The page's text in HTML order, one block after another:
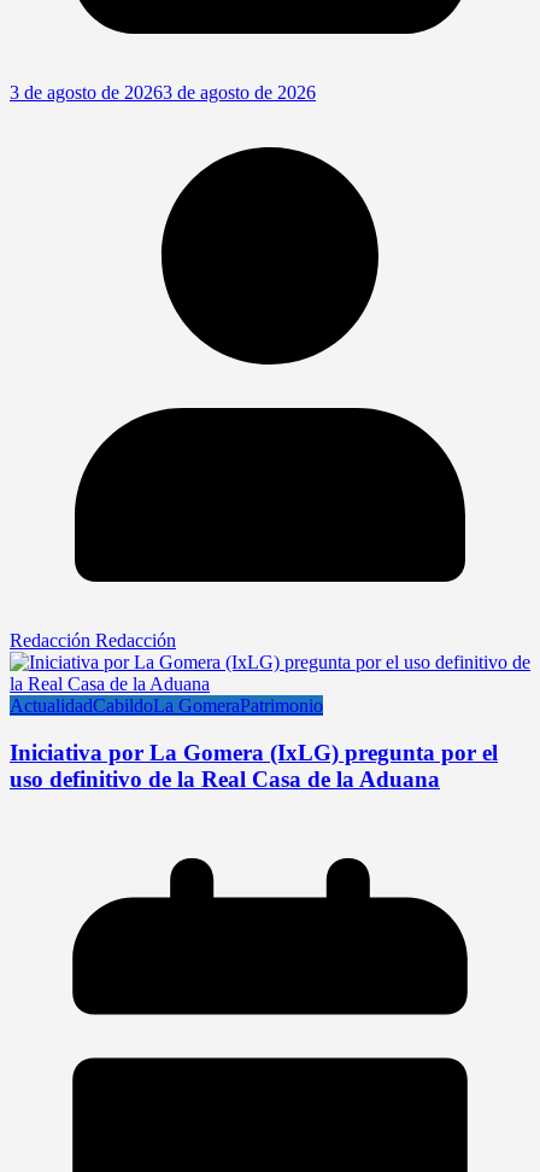
3 de agosto de 20263 de agosto de 2026
Redacción Redacción
ActualidadCabildoLa GomeraPatrimonio
Iniciativa por La Gomera (IxLG) pregunta por el
uso definitivo de la Real Casa de la Aduana